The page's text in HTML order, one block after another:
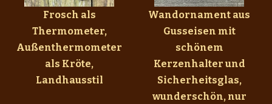
Frosch als
Thermometer,
Außenthermometer
als Kröte,
Landhausstil
Wandornament aus
Gusseisen mit
schönem
Kerzenhalter und
Sicherheitsglas,
wunderschön, nur